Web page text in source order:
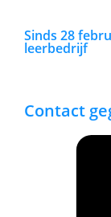
Sinds 28
leerbedrijf
Contact